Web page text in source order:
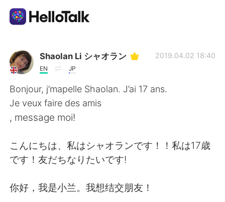
Aplicación de intercambio de idiomas
AI Grammar Checker
Español
English 简体中文
Shaolan Li シャオラン
EN JP
2019.04.02 18:40
Bonjour, j’mapelle Shaolan. J’ai 17 ans.
Je veux faire des amis
, message moi!
こんにちは、私はシャオランです！！私は17歳
です！友だちなりたいです!
你好，我是小兰。我想结交朋友！